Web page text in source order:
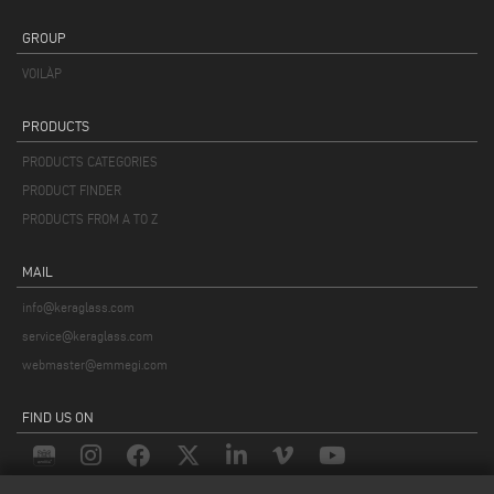
GROUP
VOILÀP
PRODUCTS
PRODUCTS CATEGORIES
PRODUCT FINDER
PRODUCTS FROM A TO Z
MAIL
info@keraglass.com
service@keraglass.com
webmaster@emmegi.com
FIND US ON